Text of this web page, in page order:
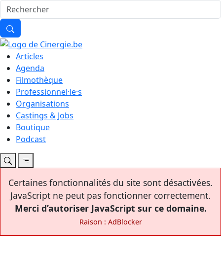
Articles
Agenda
Filmothèque
Professionnel·le·s
Organisations
Castings & Jobs
Boutique
Podcast
Certaines fonctionnalités du site sont désactivées.
JavaScript ne peut pas fonctionner correctement.
Merci d’autoriser JavaScript sur ce domaine.
Raison : AdBlocker